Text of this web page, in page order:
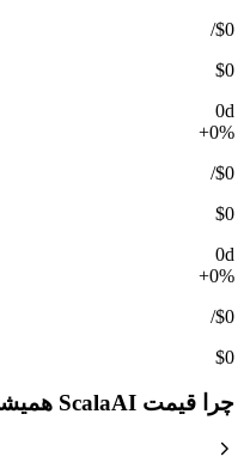
$0
/
$0
0d
+0%
$0
/
$0
0d
+0%
$0
/
$0
چرا قیمت ScalaAI همیشه در نوسان است؟